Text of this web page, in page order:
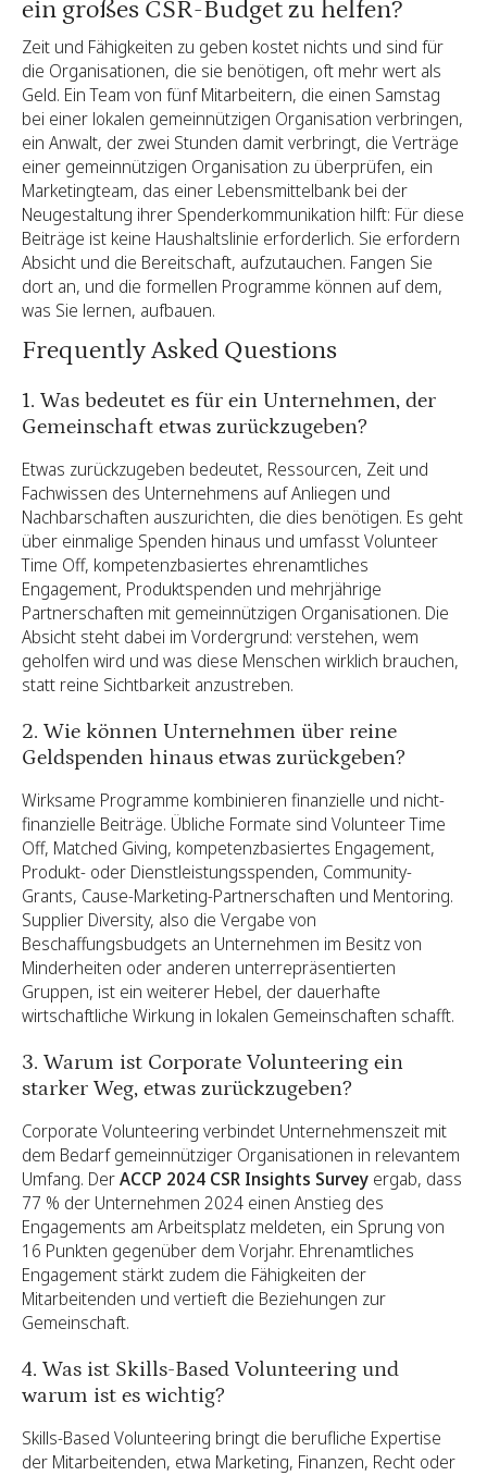
ein großes CSR-Budget zu helfen?
Zeit und Fähigkeiten zu geben kostet nichts und sind für
die Organisationen, die sie benötigen, oft mehr wert als
Geld. Ein Team von fünf Mitarbeitern, die einen Samstag
bei einer lokalen gemeinnützigen Organisation verbringen,
ein Anwalt, der zwei Stunden damit verbringt, die Verträge
einer gemeinnützigen Organisation zu überprüfen, ein
Marketingteam, das einer Lebensmittelbank bei der
Neugestaltung ihrer Spenderkommunikation hilft: Für diese
Beiträge ist keine Haushaltslinie erforderlich. Sie erfordern
Absicht und die Bereitschaft, aufzutauchen. Fangen Sie
dort an, und die formellen Programme können auf dem,
was Sie lernen, aufbauen.
Frequently Asked Questions
1. Was bedeutet es für ein Unternehmen, der
Gemeinschaft etwas zurückzugeben?
Etwas zurückzugeben bedeutet, Ressourcen, Zeit und
Fachwissen des Unternehmens auf Anliegen und
Nachbarschaften auszurichten, die dies benötigen. Es geht
über einmalige Spenden hinaus und umfasst Volunteer
Time Off, kompetenzbasiertes ehrenamtliches
Engagement, Produktspenden und mehrjährige
Partnerschaften mit gemeinnützigen Organisationen. Die
Absicht steht dabei im Vordergrund: verstehen, wem
geholfen wird und was diese Menschen wirklich brauchen,
statt reine Sichtbarkeit anzustreben.
2. Wie können Unternehmen über reine
Geldspenden hinaus etwas zurückgeben?
Wirksame Programme kombinieren finanzielle und nicht-
finanzielle Beiträge. Übliche Formate sind Volunteer Time
Off, Matched Giving, kompetenzbasiertes Engagement,
Produkt- oder Dienstleistungsspenden, Community-
Grants, Cause-Marketing-Partnerschaften und Mentoring.
Supplier Diversity, also die Vergabe von
Beschaffungsbudgets an Unternehmen im Besitz von
Minderheiten oder anderen unterrepräsentierten
Gruppen, ist ein weiterer Hebel, der dauerhafte
wirtschaftliche Wirkung in lokalen Gemeinschaften schafft.
3. Warum ist Corporate Volunteering ein
starker Weg, etwas zurückzugeben?
Corporate Volunteering verbindet Unternehmenszeit mit
dem Bedarf gemeinnütziger Organisationen in relevantem
Umfang. DerACCP 2024 CSR Insights Survey ergab, dass
77 % der Unternehmen 2024 einen Anstieg des
Engagements am Arbeitsplatz meldeten, ein Sprung von
16 Punkten gegenüber dem Vorjahr. Ehrenamtliches
Engagement stärkt zudem die Fähigkeiten der
Mitarbeitenden und vertieft die Beziehungen zur
Gemeinschaft.
4. Was ist Skills-Based Volunteering und
warum ist es wichtig?
Skills-Based Volunteering bringt die berufliche Expertise
der Mitarbeitenden, etwa Marketing, Finanzen, Recht oder